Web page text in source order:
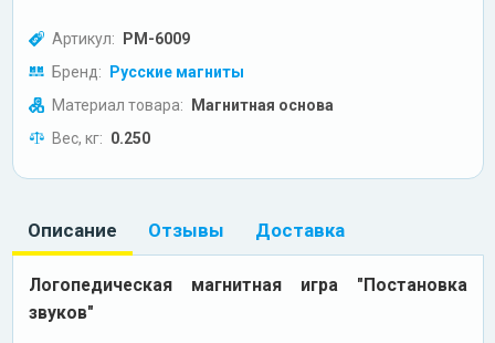
Артикул: РМ-6009
Бренд: Русские магниты
Материал товара: Магнитная основа
Вес, кг: 0.250
Описание Отзывы Доставка
Логопедическая магнитная игра "Постановка
звуков"